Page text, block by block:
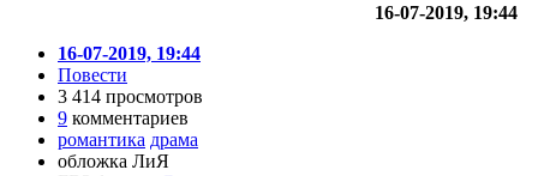
16-07-2019, 19:44
16-07-2019, 19:44
Повести
3 414 просмотров
9 комментариев
романтика драма
обложка ЛиЯ